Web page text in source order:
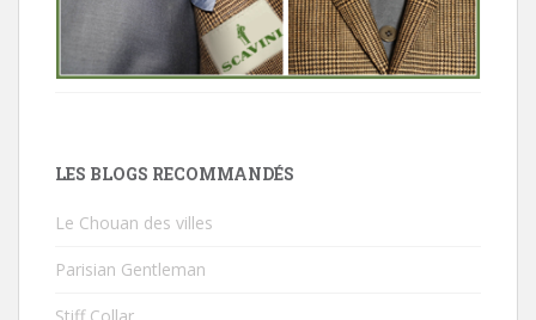
LES BLOGS RECOMMANDÉS
Le Chouan des villes
Parisian Gentleman